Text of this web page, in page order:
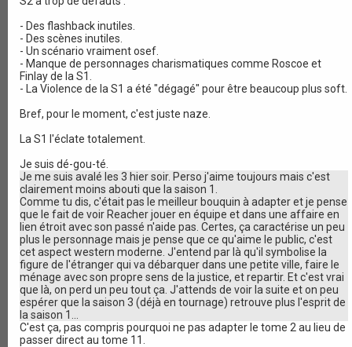
- Des flashback inutiles.
- Des scènes inutiles.
- Un scénario vraiment osef.
- Manque de personnages charismatiques comme Roscoe et
Finlay de la S1.
- La Violence de la S1 a été "dégagé" pour être beaucoup plus soft.
Bref, pour le moment, c'est juste naze.
La S1 l'éclate totalement.
Je suis dé-gou-té.
Je me suis avalé les 3 hier soir. Perso j'aime toujours mais c'est
clairement moins abouti que la saison 1.
Comme tu dis, c'était pas le meilleur bouquin à adapter et je pense
que le fait de voir Reacher jouer en équipe et dans une affaire en
lien étroit avec son passé n'aide pas. Certes, ça caractérise un peu
plus le personnage mais je pense que ce qu'aime le public, c'est
cet aspect western moderne. J'entend par là qu'il symbolise la
figure de l'étranger qui va débarquer dans une petite ville, faire le
ménage avec son propre sens de la justice, et repartir. Et c'est vrai
que là, on perd un peu tout ça. J'attends de voir la suite et on peu
espérer que la saison 3 (déjà en tournage) retrouve plus l'esprit de
la saison 1...
C'est ça, pas compris pourquoi ne pas adapter le tome 2 au lieu de
passer direct au tome 11.